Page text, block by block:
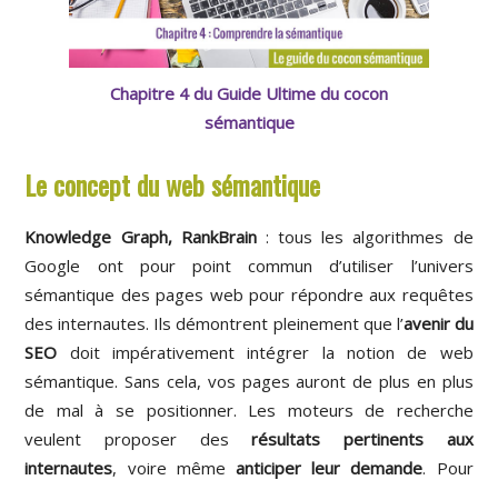
Chapitre 4 du Guide Ultime du cocon
sémantique
Le concept du web sémantique
Knowledge Graph, RankBrain: tous les algorithmes de
Google ont pour point commun d’utiliser l’univers
sémantique des pages web pour répondre aux requêtes
des internautes. Ils démontrent pleinement que l’avenir du
SEO doit impérativement intégrer la notion de web
sémantique. Sans cela, vos pages auront de plus en plus
de mal à se positionner. Les moteurs de recherche
veulent proposer desrésultats pertinents aux
internautes, voire même anticiper leur demande. Pour